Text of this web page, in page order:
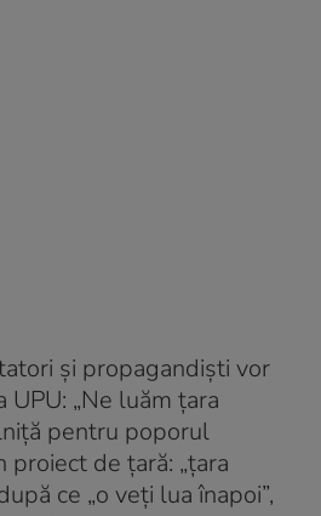
și propagandiști vor
„Ne luăm țara
pentru poporul
proiect de țară: „țara
ce „o veți lua înapoi”,